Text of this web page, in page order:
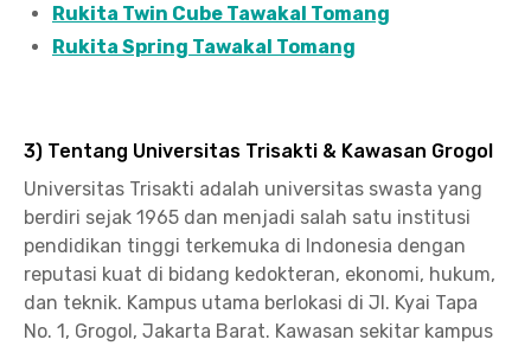
Rukita Twin Cube Tawakal Tomang
Rukita Spring Tawakal Tomang
3) Tentang Universitas Trisakti & Kawasan Grogol
Universitas Trisakti adalah universitas swasta yang
berdiri sejak 1965 dan menjadi salah satu institusi
pendidikan tinggi terkemuka di Indonesia dengan
reputasi kuat di bidang kedokteran, ekonomi, hukum,
dan teknik. Kampus utama berlokasi di Jl. Kyai Tapa
No. 1, Grogol, Jakarta Barat. Kawasan sekitar kampus